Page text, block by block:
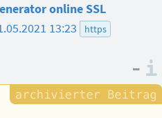
online SSL
13:23
https
–